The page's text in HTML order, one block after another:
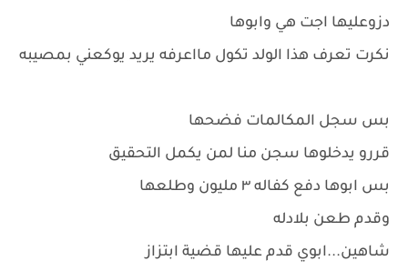
دزوعليها اجت هي وابوها
نكرت تعرف هذا الولد تكول مااعرفه يريد يوكعني بمصيبه
بس سجل المكالمات فضحها
قررو يدخلوها سجن منا لمن يكمل التحقيق
بس ابوها دفع كفاله ٣ مليون وطلعها
وقدم طعن بلادله
شاهين...ابوي قدم عليها قضية ابتزاز